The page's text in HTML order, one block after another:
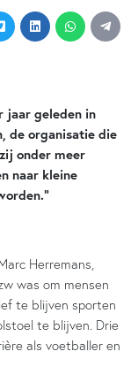
jaar geleden in
de organisatie die
onder meer
naar kleine
Herremans,
was om mensen
te blijven sporten
te blijven. Drie
als voetballer en